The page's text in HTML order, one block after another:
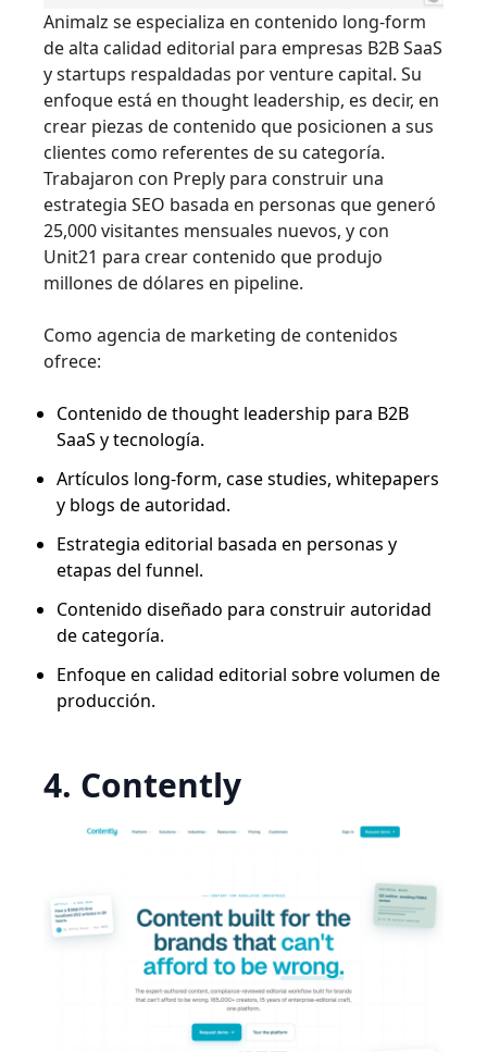
Animalz se especializa en contenido long-form
de alta calidad editorial para empresas B2B SaaS
y startups respaldadas por venture capital. Su
enfoque está en thought leadership, es decir, en
crear piezas de contenido que posicionen a sus
clientes como referentes de su categoría.
Trabajaron con Preply para construir una
estrategia SEO basada en personas que generó
25,000 visitantes mensuales nuevos, y con
Unit21 para crear contenido que produjo
millones de dólares en pipeline.
Como agencia de marketing de contenidos
ofrece:
Contenido de thought leadership para B2B
SaaS y tecnología.
Artículos long-form, case studies, whitepapers
y blogs de autoridad.
Estrategia editorial basada en personas y
etapas del funnel.
Contenido diseñado para construir autoridad
de categoría.
Enfoque en calidad editorial sobre volumen de
producción.
4. Contently